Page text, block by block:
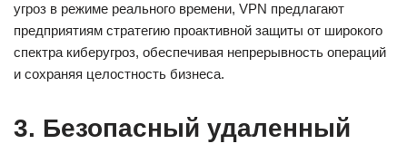
угроз в режиме реального времени, VPN предлагают
предприятиям стратегию проактивной защиты от широкого
спектра киберугроз, обеспечивая непрерывность операций
и сохраняя целостность бизнеса.
3. Безопасный удаленный